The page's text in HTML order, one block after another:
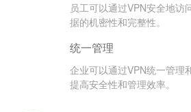
员工可以通过VPN安全地访
据的机密性和完整性。
统一管理
企业可以通过VPN统一管理
提高安全性和管理效率。